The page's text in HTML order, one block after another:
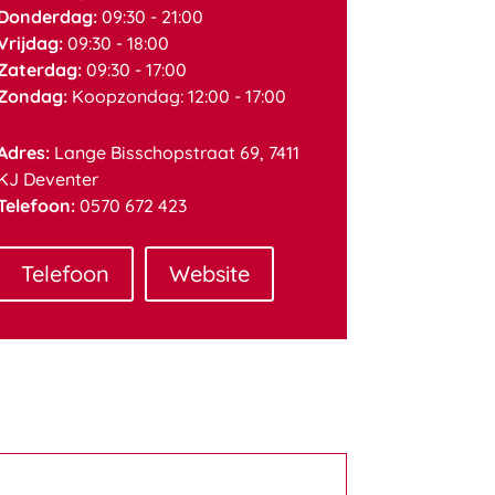
09:30 - 21:00
09:30 - 18:00
09:30 - 17:00
Koopzondag: 12:00 - 17:00
Lange Bisschopstraat 69, 7411
Deventer
0570 672 423
Telefoon Website